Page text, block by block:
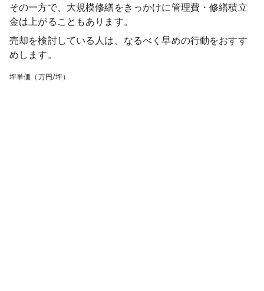
その一方で、大規模修繕をきっかけに管理費・修繕積立
金は上がることもあります。
売却を検討している人は、なるべく早めの行動をおすす
めします。
坪単価（万円/坪）